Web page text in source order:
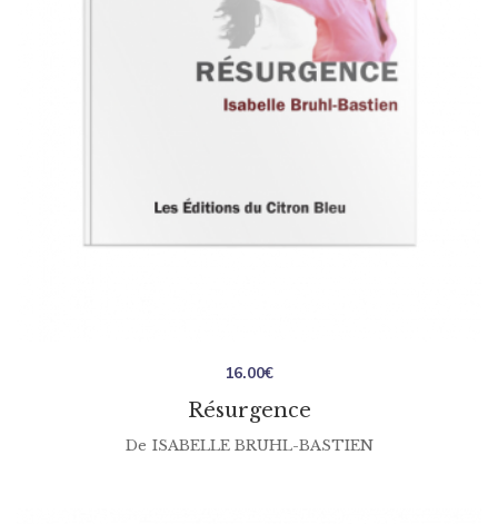
Résurgence
16.00€
De ISABELLE BRUHL-BASTIEN